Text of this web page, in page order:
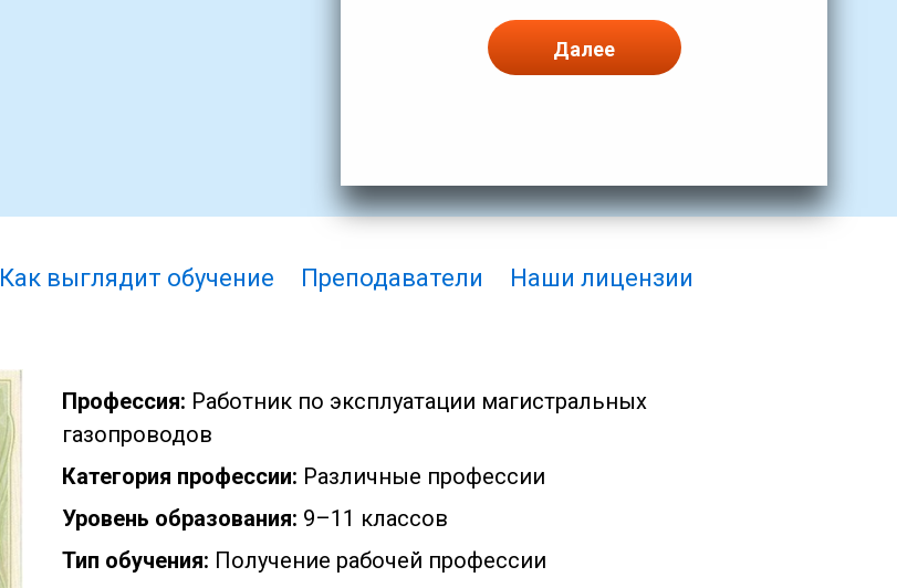
Далее
Как выглядит обучение Преподаватели
Наши лицензии
Профессия: Работник по эксплуатации магистральных
газопроводов
Категория профессии: Различные профессии
Уровень образования: 9–11 классов
Тип обучения: Получение рабочей профессии